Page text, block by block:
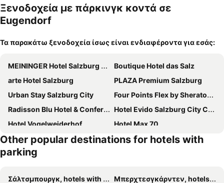
κατοικίδι
Ξενοδοχεία με πάρκινγκ κοντά σε
Eugendorf
Τα παρακάτω ξενοδοχεία ίσως είναι ενδιαφέροντα για εσάς:
MEININGER Hotel Salzburg City Center
Boutique Hotel das Salz
arte Hotel Salzburg
PLAZA Premium Salzburg
Urban Stay Salzburg City
Four Points Flex by Sheraton Salzburg Messe
Radisson Blu Hotel & Conference Centre, Salzburg
Hotel Evido Salzburg City Center
Hotel Vogelweiderhof
Hotel Max 70
ibis budget Salzburg Airport
harry's home Salzburg
Hotel Neutor Express
Other popular destinations for hotels with
parking
Σάλτσμπουργκ, hotels with parking
Μπερχτεσγκάρντεν, hotels with parking